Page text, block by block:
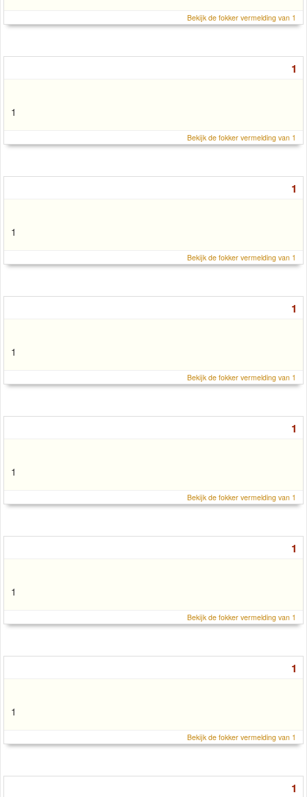
Bekijk de fokker vermelding van 1
1
1
Bekijk de fokker vermelding van 1
1
1
Bekijk de fokker vermelding van 1
1
1
Bekijk de fokker vermelding van 1
1
1
Bekijk de fokker vermelding van 1
1
1
Bekijk de fokker vermelding van 1
1
1
Bekijk de fokker vermelding van 1
1